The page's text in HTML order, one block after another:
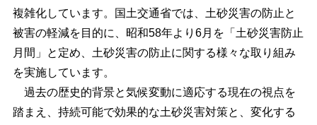
複雑化しています。国土交通省では、土砂災害の防止と
被害の軽減を目的に、昭和58年より6月を「土砂災害防止
月間」と定め、土砂災害の防止に関する様々な取り組み
を実施しています。
過去の歴史的背景と気候変動に適応する現在の視点を
踏まえ、持続可能で効果的な土砂災害対策と、変化する